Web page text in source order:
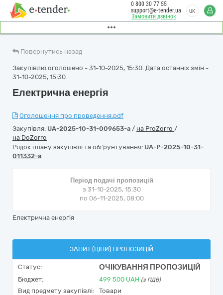
Замовити дзвінок
0 800 30 77 55
support@e-tender.ua
UK
Повернутись назад
Закупівлю оголошено - 31-10-2025, 15:30. Дата останніх змін -
31-10-2025, 15:30
Електрична енергія
Оголошення про проведення.pdf
Закупівля: UA-2025-10-31-009653-a / на ProZorro /
на DoZorro
Рядок плану закупівлі та обґрунтування: UA-P-2025-10-31-
011332-a
Період подачі пропозицій
з 31-10-2025, 15:30
по 06-11-2025, 08:00
Електрична енергія
ЗАПИТ (ЦІНИ) ПРОПОЗИЦІЙ
Статус: ОЧІКУВАННЯ ПРОПОЗИЦІЙ
Бюджет: 499 500 UAH (з ПДВ)
Вид предмету закупівлі:
Товари